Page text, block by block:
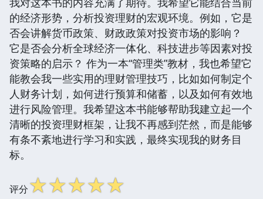
的经济形势，分析投资理财的宏观环境。例如，它是
否会讲解货币政策、财政政策对投资市场的影响？
它是否会分析全球经济一体化、科技进步等因素对投
资策略的启示？ 作为一本“管理类”教材，我也希望它
能教会我一些实用的理财管理技巧，比如如何制定个
人财务计划，如何进行预算和储蓄，以及如何有效地
进行风险管理。我希望这本书能够帮助我建立起一个
清晰的投资理财框架，让我不再感到茫然，而是能够
有条不紊地进行学习和实践，最终实现我的财务目
标。
评分☆☆☆☆☆